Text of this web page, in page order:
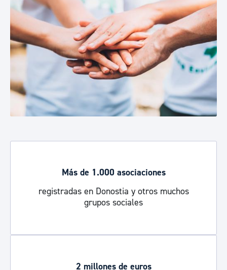
Más de 1.000 asociaciones
registradas en Donostia y otros muchos
grupos sociales
2 millones de euros